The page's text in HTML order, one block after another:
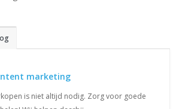
marketing
is niet altijd nodig. Zorg voor goede